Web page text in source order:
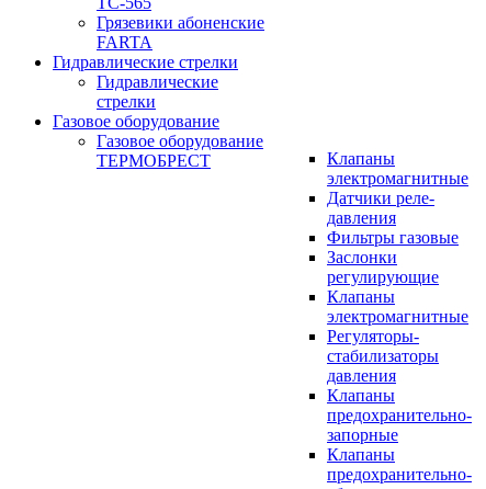
Грязевики абоненские
FARTA
Гидравлические стрелки
Гидравлические
стрелки
Газовое оборудование
Газовое оборудование
ТЕРМОБРЕСТ
Клапаны
электромагнитные
Датчики реле-
давления
Фильтры газовые
Заслонки
регулирующие
Клапаны
электромагнитные
Регуляторы-
стабилизаторы
давления
Клапаны
предохранительно-
запорные
Клапаны
предохранительно-